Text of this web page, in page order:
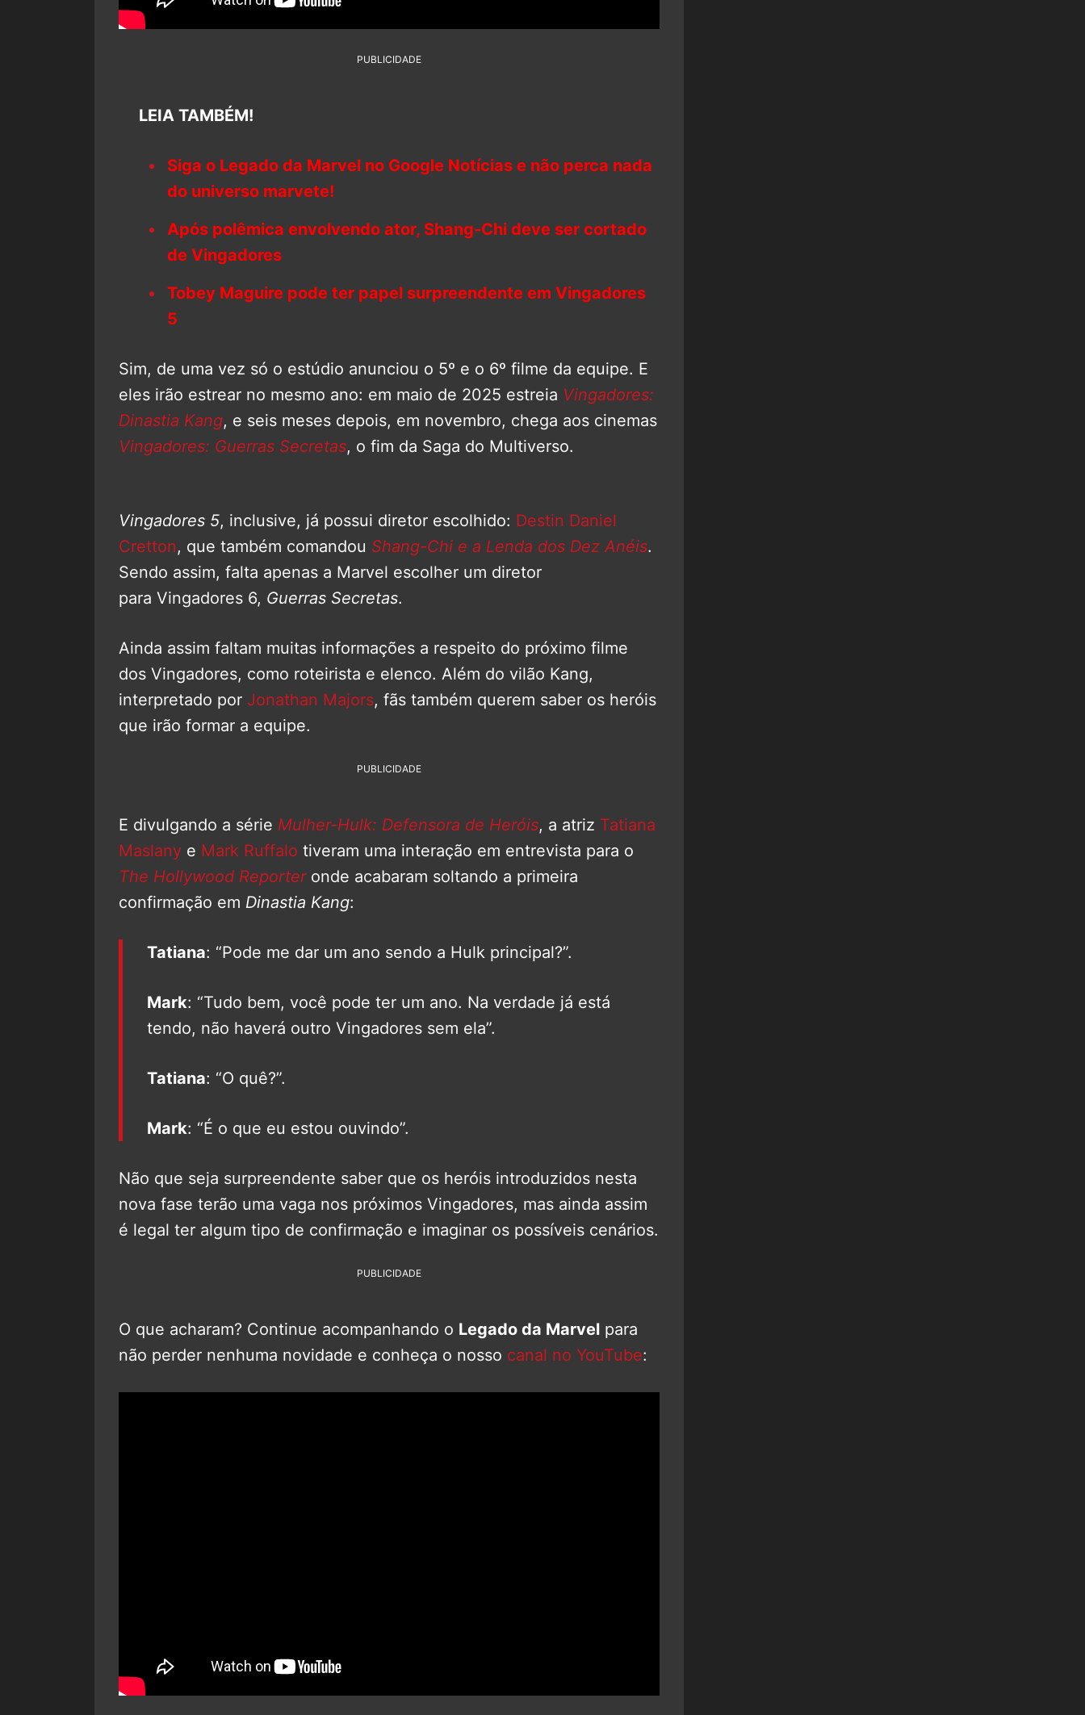
PUBLICIDADE
LEIA TAMBÉM!
Siga o Legado da Marvel no Google Notícias e não perca nada
do universo marvete!
Após polêmica envolvendo ator, Shang-Chi deve ser cortado
de Vingadores
Tobey Maguire pode ter papel surpreendente em Vingadores
5
Sim, de uma vez só o estúdio anunciou o 5º e o 6º filme da equipe. E
eles irão estrear no mesmo ano: em maio de 2025 estreia Vingadores:
Dinastia Kang, e seis meses depois, em novembro, chega aos cinemas
Vingadores: Guerras Secretas, o fim da Saga do Multiverso.
Vingadores 5, inclusive, já possui diretor escolhido: Destin Daniel
Cretton, que também comandou Shang-Chi e a Lenda dos Dez Anéis.
Sendo assim, falta apenas a Marvel escolher um diretor
para Vingadores 6, Guerras Secretas.
Ainda assim faltam muitas informações a respeito do próximo filme
dos Vingadores, como roteirista e elenco. Além do vilão Kang,
interpretado por Jonathan Majors, fãs também querem saber os heróis
que irão formar a equipe.
PUBLICIDADE
E divulgando a série Mulher-Hulk: Defensora de Heróis, a atriz Tatiana
Maslany e Mark Ruffalo tiveram uma interação em entrevista para o
The Hollywood Reporteronde acabaram soltando a primeira
confirmação em Dinastia Kang:
Tatiana: “Pode me dar um ano sendo a Hulk principal?”.
Mark: “Tudo bem, você pode ter um ano. Na verdade já está
tendo, não haverá outro Vingadores sem ela”.
Tatiana: “O quê?”.
Mark: “É o que eu estou ouvindo”.
Não que seja surpreendente saber que os heróis introduzidos nesta
nova fase terão uma vaga nos próximos Vingadores, mas ainda assim
é legal ter algum tipo de confirmação e imaginar os possíveis cenários.
PUBLICIDADE
O que acharam? Continue acompanhando o Legado da Marvel para
não perder nenhuma novidade e conheça o nosso canal no YouTube: